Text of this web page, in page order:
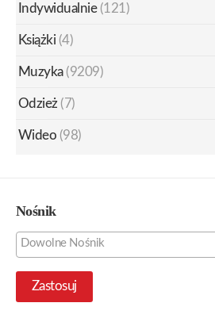
Indywidualnie (121)
Książki (4)
Muzyka (9209)
Odzież (7)
Wideo (98)
Nośnik
Zastosuj